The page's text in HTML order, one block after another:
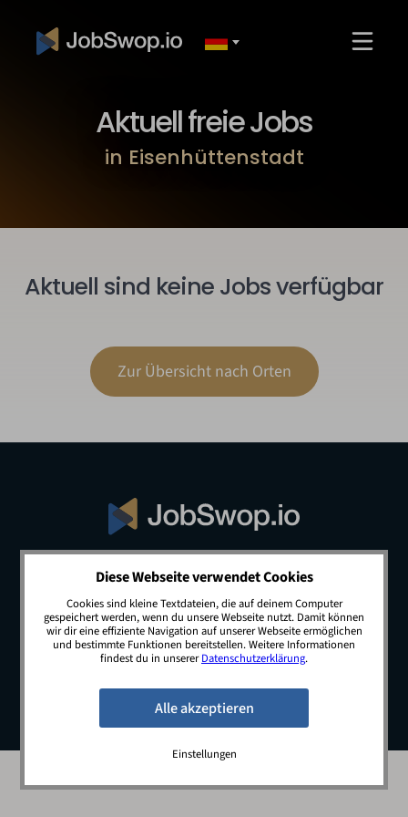
Aktuell freie Jobs
in Eisenhüttenstadt
Aktuell sind keine Jobs verfügbar
Zur Übersicht nach Orten
© 2026 JobSwop.io · All rights reserved.
Blog Jobs Newsletter
Kontakt
Preise
Impressum Datenschutz
Diese Webseite verwendet Cookies
Cookies sind kleine Textdateien, die auf deinem Computer
gespeichert werden, wenn du unsere Webseite nutzt. Damit können
wir dir eine effiziente Navigation auf unserer Webseite ermöglichen
und bestimmte Funktionen bereitstellen. Weitere Informationen
findest du in unsererDatenschutzerklärung.
Einstellungen